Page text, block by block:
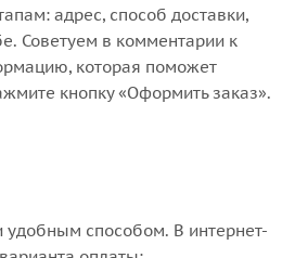
адрес, способ доставки,
Советуем в комментарии к
которая поможет
кнопку «Оформить заказ».
удобным способом. В интернет-